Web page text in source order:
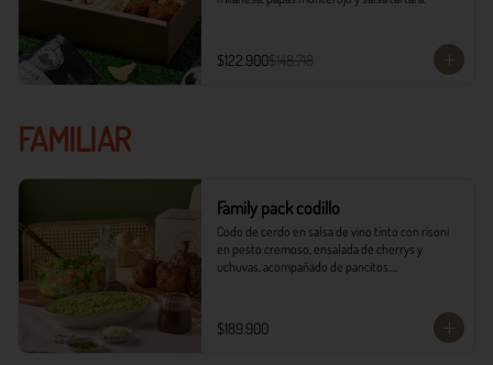
$122.900$148.718
FAMILIAR
Family pack codillo
Codo de cerdo en salsa de vino tinto con risoni
en pesto cremoso, ensalada de cherrys y
uchuvas, acompañado de pancitos.​​
- Risoni (Cantidad ideal para 4 personas)​
- Pancitos​
$189.900